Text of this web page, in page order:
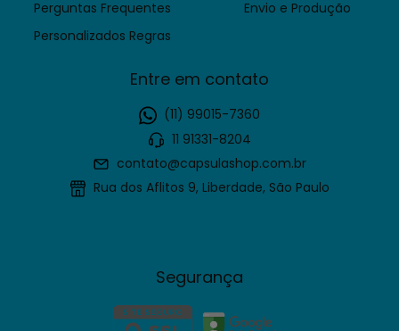
Perguntas Frequentes
Personalizados Regras
Envio e Produção
Entre em contato
(11) 99015-7360
11 91331-8204
contato@capsulashop.com.br
Rua dos Aflitos 9, Liberdade, São Paulo
Segurança